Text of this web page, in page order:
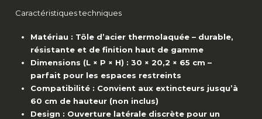
Caractéristiques techniques
Matériau : Tôle d’acier thermolaquée – durable,
résistante et de finition haut de gamme
Dimensions (L × P × H) : 30 × 20,2 × 65 cm –
parfait pour les espaces restreints
Compatibilité : Convient aux extincteurs jusqu’à
60 cm de hauteur (non inclus)
Design : Ouverture latérale discrète pour un